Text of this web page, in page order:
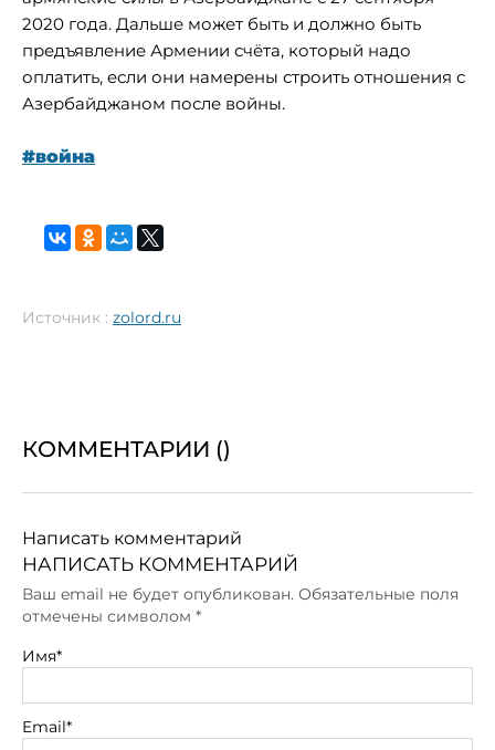
2020 года. Дальше может быть и должно быть
предъявление Армении счёта, который надо
оплатить, если они намерены строить отношения с
Азербайджаном после войны.
#война
Источник : zolord.ru
КОММЕНТАРИИ ()
Написать комментарий
НАПИСАТЬ КОММЕНТАРИЙ
Ваш email не будет опубликован. Обязательные поля
отмечены символом *
Имя*
Email*